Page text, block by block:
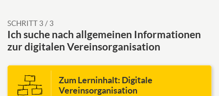
SCHRITT 3 / 3
Ich suche nach allgemeinen Informationen
zur digitalen Vereinsorganisation
Zum Lerninhalt: Digitale
Vereinsorganisation